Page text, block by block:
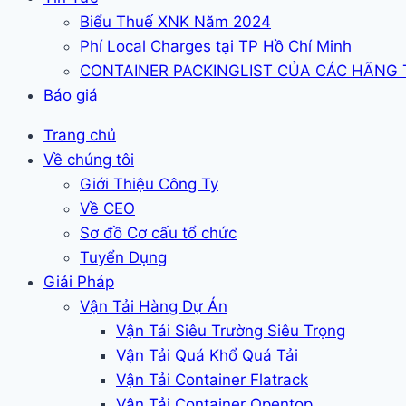
Biểu Thuế XNK Năm 2024
Phí Local Charges tại TP Hồ Chí Minh
CONTAINER PACKINGLIST CỦA CÁC HÃNG
Báo giá
Trang chủ
Về chúng tôi
Giới Thiệu Công Ty
Về CEO
Sơ đồ Cơ cấu tổ chức
Tuyển Dụng
Giải Pháp
Vận Tải Hàng Dự Án
Vận Tải Siêu Trường Siêu Trọng
Vận Tải Quá Khổ Quá Tải
Vận Tải Container Flatrack